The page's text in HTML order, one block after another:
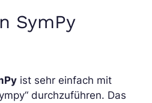
SymPy
ist sehr einfach mit
durchzuführen. Das